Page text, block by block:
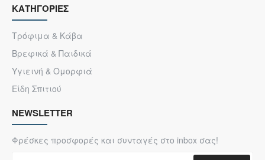
ΚΑΤΗΓΟΡΙΕΣ
Τρόφιμα & Κάβα
Βρεφικά & Παιδικά
Υγιεινή & Ομορφιά
Είδη Σπιτιού
NEWSLETTER
Φρέσκες προσφορές και συνταγές στο inbox σας!